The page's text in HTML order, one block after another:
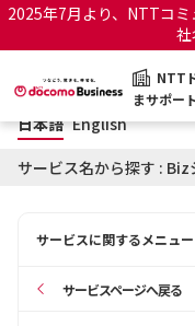
2025年7月より、NTTコ
NTT
まサポー
NTTドコモビジネ
サポートトップ
日本語 English
サービスに関するメニュ
サービスページへ戻る